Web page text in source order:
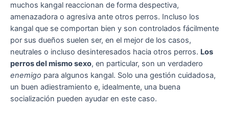
muchos kangal reaccionan de forma despectiva,
amenazadora o agresiva ante otros perros. Incluso los
kangal que se comportan bien y son controlados fácilmente
por sus dueños suelen ser, en el mejor de los casos,
neutrales o incluso desinteresados hacia otros perros. Los
perros del mismo sexo, en particular, son un verdadero
enemigo para algunos kangal. Solo una gestión cuidadosa,
un buen adiestramiento e, idealmente, una buena
socialización pueden ayudar en este caso.